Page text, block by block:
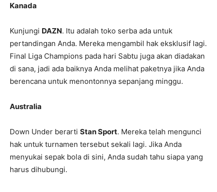
Kanada
Kunjungi DAZN. Itu adalah toko serba ada untuk
pertandingan Anda. Mereka mengambil hak eksklusif lagi.
Final Liga Champions pada hari Sabtu juga akan diadakan
di sana, jadi ada baiknya Anda melihat paketnya jika Anda
berencana untuk menontonnya sepanjang minggu.
Australia
Down Under berarti Stan Sport. Mereka telah mengunci
hak untuk turnamen tersebut sekali lagi. Jika Anda
menyukai sepak bola di sini, Anda sudah tahu siapa yang
harus dihubungi.